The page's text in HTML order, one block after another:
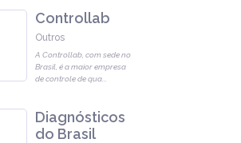
Controllab
Outros
A Controllab, com sede no
Brasil, é a maior empresa
de controle de qua
Diagnósticos
do Brasil